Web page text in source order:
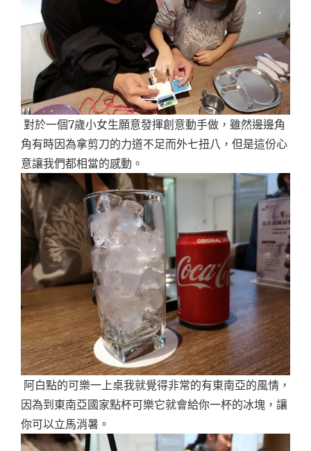
對於一個7歲小女生願意發揮創意動手做，雖然邊邊角
角有時因為拿剪刀的力道不足而外七扭八，但是這份心
意讓我們都相當的感動。
阿白點的可樂一上桌我就覺得非常的有東南亞的風情，
因為到東南亞國家點杯可樂它就會給你一杯的冰塊，讓
你可以立馬消暑。